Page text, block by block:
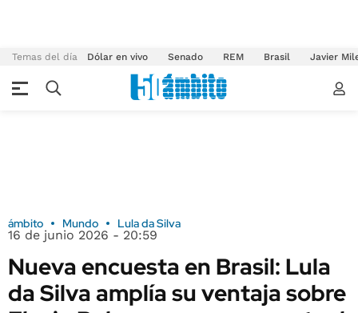
Temas del día Dólar en vivo Senado REM Brasil Javier
ámbito Mundo Lula da Silva
16 de junio 2026 - 20:59
Nueva encuesta en Brasil: Lula
da Silva amplía su ventaja sobre